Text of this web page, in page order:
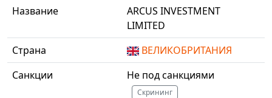
Название
ARCUS INVESTMENT
LIMITED
Страна
ВЕЛИКОБРИТАНИЯ
Санкции
Не под санкциями
Скрининг